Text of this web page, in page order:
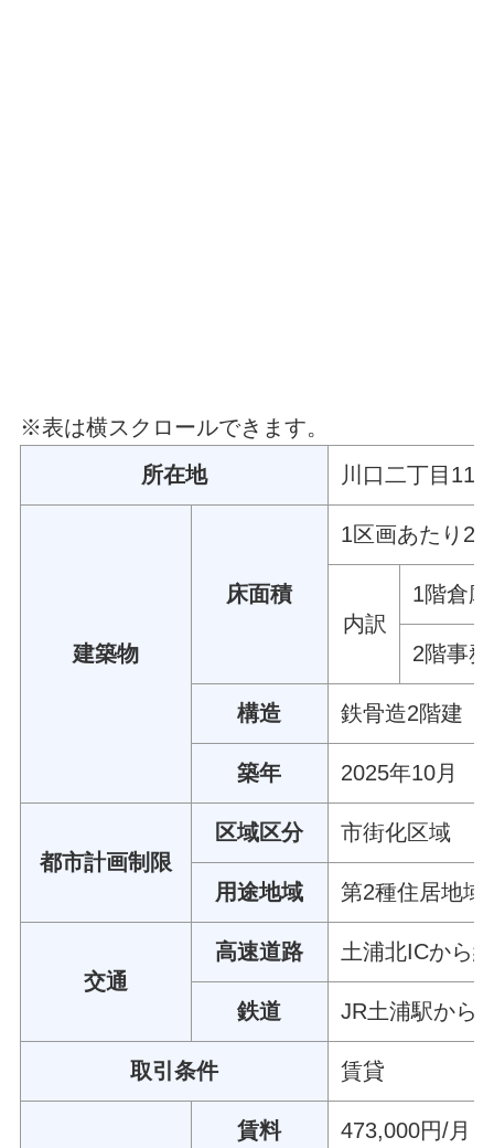
※表は横スクロールできます。
所在地
川口二丁目11
建築物
床面積
1区画あたり
内訳
1階倉
2階事
構造 鉄骨造2階建
築年 2025年10月
都市計画制限
区域区分 市街化区域
用途地域 第2種住居地域
交通
高速道路 土浦北ICから
鉄道 JR土浦駅から
取引条件 賃貸
賃料 473,000円/月